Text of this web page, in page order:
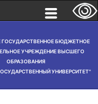
ГОСУДАРСТВЕННОЕ БЮДЖЕТНОЕ
УЧРЕЖДЕНИЕ ВЫСШЕГО
ОБРАЗОВАНИЯ
УНИВЕРСИТЕТ"